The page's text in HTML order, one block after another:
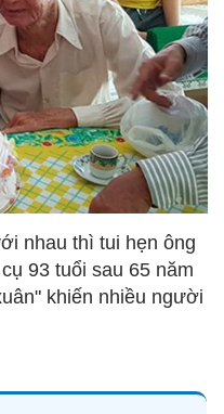
nhau thì tui hẹn ông
93 tuổi sau 65 năm
khiến nhiều người